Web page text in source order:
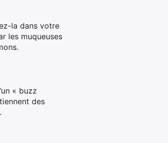
la dans votre
les muqueuses
« buzz
des